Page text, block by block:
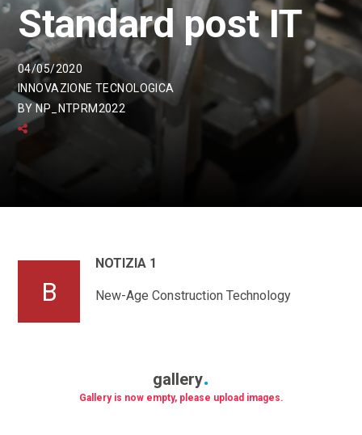
Standard post IT
04/05/2020
INNOVAZIONE TECNOLOGICA
BY NP_NTPRM2022
B
NOTIZIA 1
New-Age Construction Technology
gallery
Gallery is now empty, please upload images.